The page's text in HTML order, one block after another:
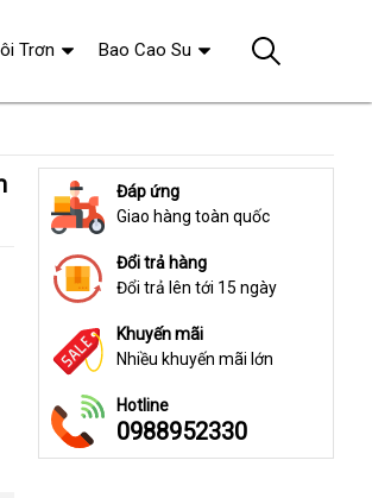
Đáp ứng
Giao hàng toàn quốc
Đổi trả hàng
Đổi trả lên tới 15 ngày
Khuyến mãi
Nhiều khuyến mãi lớn
Hotline
0988952330
Trơn Bao Cao Su